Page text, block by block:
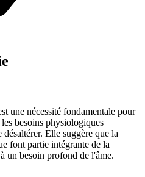
une nécessité fondamentale pour
besoins physiologiques
Elle suggère que la
font partie intégrante de la
un besoin profond de l'âme.